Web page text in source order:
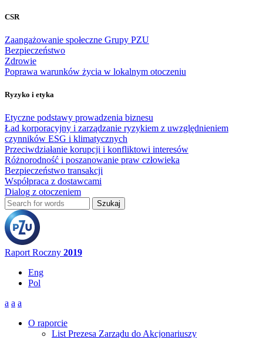
CSR
Zaangażowanie społeczne Grupy PZU
Bezpieczeństwo
Zdrowie
Poprawa warunków życia w lokalnym otoczeniu
Ryzyko i etyka
Etyczne podstawy prowadzenia biznesu
Ład korporacyjny i zarządzanie ryzykiem z uwzględnieniem
czynników ESG i klimatycznych
Przeciwdziałanie korupcji i konfliktowi interesów
Różnorodność i poszanowanie praw człowieka
Bezpieczeństwo transakcji
Współpraca z dostawcami
Dialog z otoczeniem
Formularz wyszukiwania
Szukaj
Raport Roczny 2019
Eng
Pol
a a a
O raporcie
List Prezesa Zarządu do Akcjonariuszy